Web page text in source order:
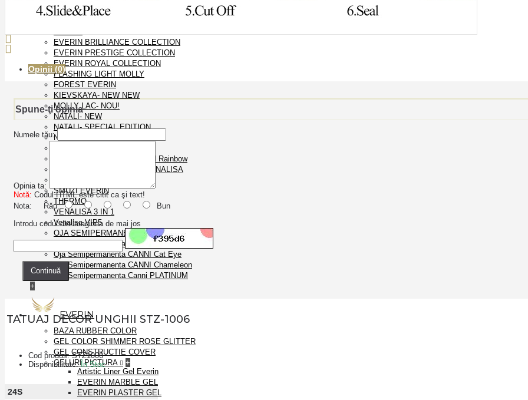
CAT EYES CANNI 9D
EVERIN BRILLIANCE COLLECTION
EVERIN PRESTIGE COLLECTION
EVERIN ROYAL COLLECTION
FLASHING LIGHT MOLLY
FOREST EVERIN
KIEVSKAYA- NEW NEW
MOLLY LAC- NOU!
NATALI- NEW
NATALI- SPECIAL EDITION
NEON EVERIN
Oja semipermanenta Rosalind Rainbow
OJA SEMIPERMANENTA VENALISA
SMUZI EVERIN
THERMO
VENALISA 3 IN 1
Venalisa VIP5
OJA SEMIPERMANENTA FSM 10ml- NOU
Oja Semipermanenta CANNI
Oja Semipermanenta CANNI Cat Eye
Oja Semipermanenta CANNI Chameleon
Oja Semipermanenta Canni PLATINUM
+
EVERIN
BAZA RUBBER COLOR
GEL COLOR SHIMMER ROSE GLITTER
GEL CONSTRUCTIE COVER
GELURI PICTURA
+
Artistic Liner Gel Everin
EVERIN MARBLE GEL
EVERIN PLASTER GEL
Opinii (0)
Spune-ţi opinia
Numele tău:
Opinia ta:
Notă: Codul HTML este citit ca şi text!
Nota: Rău
Bun
Introdu codul din imaginea de mai jos
Continuă
TATUAJ DECOR UNGHII STZ-1006
Cod produs:STZ1006
Disponibilitate:În Stoc
24S